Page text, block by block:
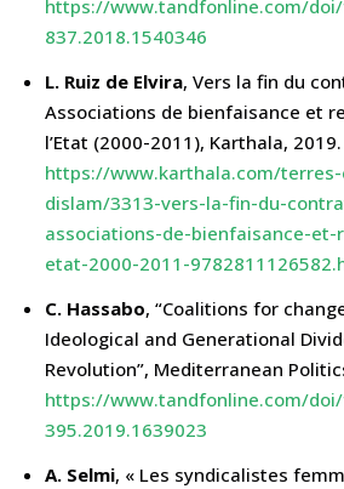
https://www.tandfonline.com/
837.2018.1540346
L. Ruiz de Elvira, Vers la fin du
Associations de bienfaisance et
l’Etat (2000-2011), Karthala, 2019.
https://www.karthala.com/
dislam/3313-vers-la-fin-du-
associations-de-bienfaisance-
etat-2000-2011-
C. Hassabo, “Coalitions for
Ideological and Generational
Revolution”, Mediterranean
https://www.tandfonline.com/
395.2019.1639023
A. Selmi, « Les syndicalistes